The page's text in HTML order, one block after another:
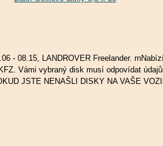
- 08.15, LANDROVER Freelander.
Vámi vybraný disk musí odpovídat
JSTE NENAŠLI DISKY NA VAŠE